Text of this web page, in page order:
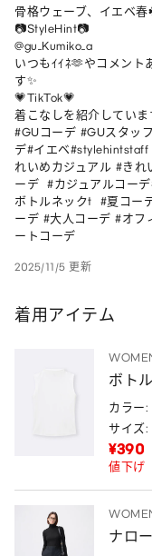
骨格ウェーブ、イエベ
📷StyleHint📷
@gu_Kumiko_a
いつもｲｲﾈ🫶やコメント
す✨
💗TikTok💗
着こなしを紹介してい
#GUコーデ #GUスタッ
デ#イエベ
れいめカジュアル #き
ーデ  #カジュアルコー
ボトルネックt  #夏コー
ーデ #大人コーデ #オフ
ートコーデ
2025/11/5 更新
着用アイテム
ボト
カラー
サイズ:
¥390
値下げ
ナロ